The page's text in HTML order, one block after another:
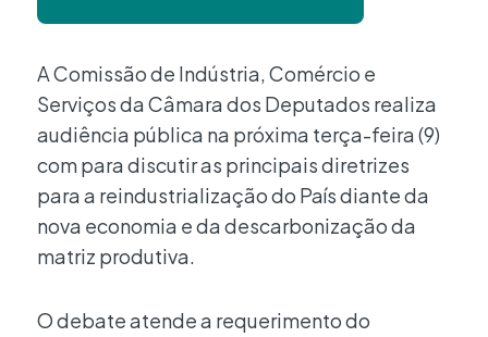
A Comissão de Indústria, Comércio e
Serviços da Câmara dos Deputados realiza
audiência pública na próxima terça-feira (9)
com para discutir as principais diretrizes
para a reindustrialização do País diante da
nova economia e da descarbonização da
matriz produtiva.
O debate atende a requerimento do